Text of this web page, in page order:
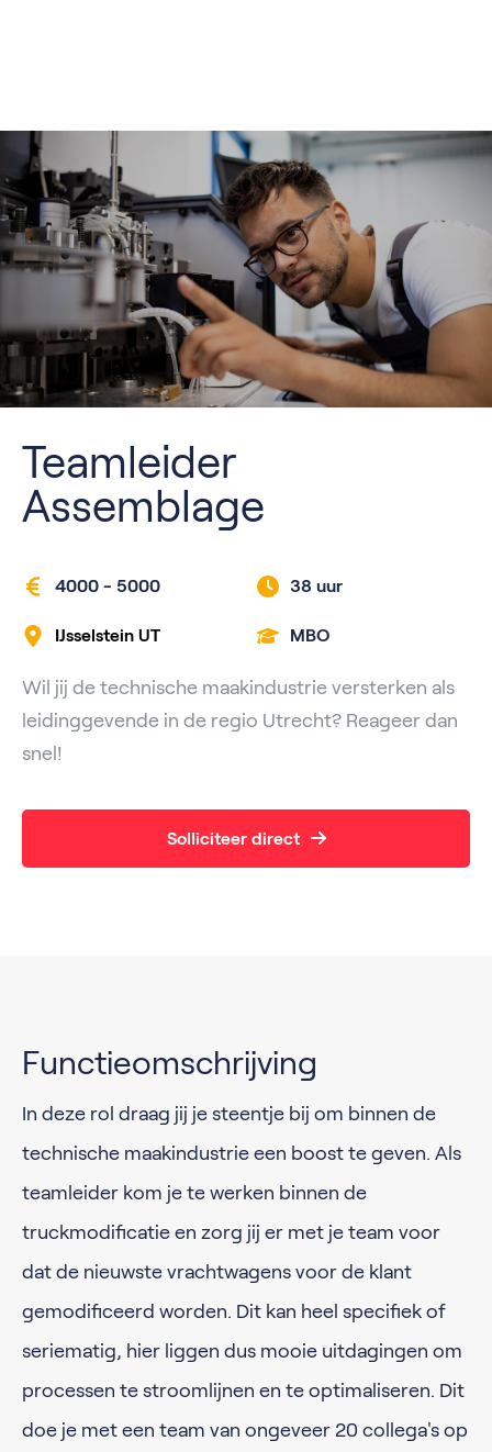
Teamleider
Assemblage
4000 - 5000 38 uur
IJsselstein UT MBO
Wil jij de technische maakindustrie versterken als
leidinggevende in de regio Utrecht? Reageer dan
snel!
Solliciteer direct
Functieomschrijving
In deze rol draag jij je steentje bij om binnen de
technische maakindustrie een boost te geven. Als
teamleider kom je te werken binnen de
truckmodificatie en zorg jij er met je team voor
dat de nieuwste vrachtwagens voor de klant
gemodificeerd worden. Dit kan heel specifiek of
seriematig, hier liggen dus mooie uitdagingen om
processen te stroomlijnen en te optimaliseren. Dit
doe je met een team van ongeveer 20 collega's op